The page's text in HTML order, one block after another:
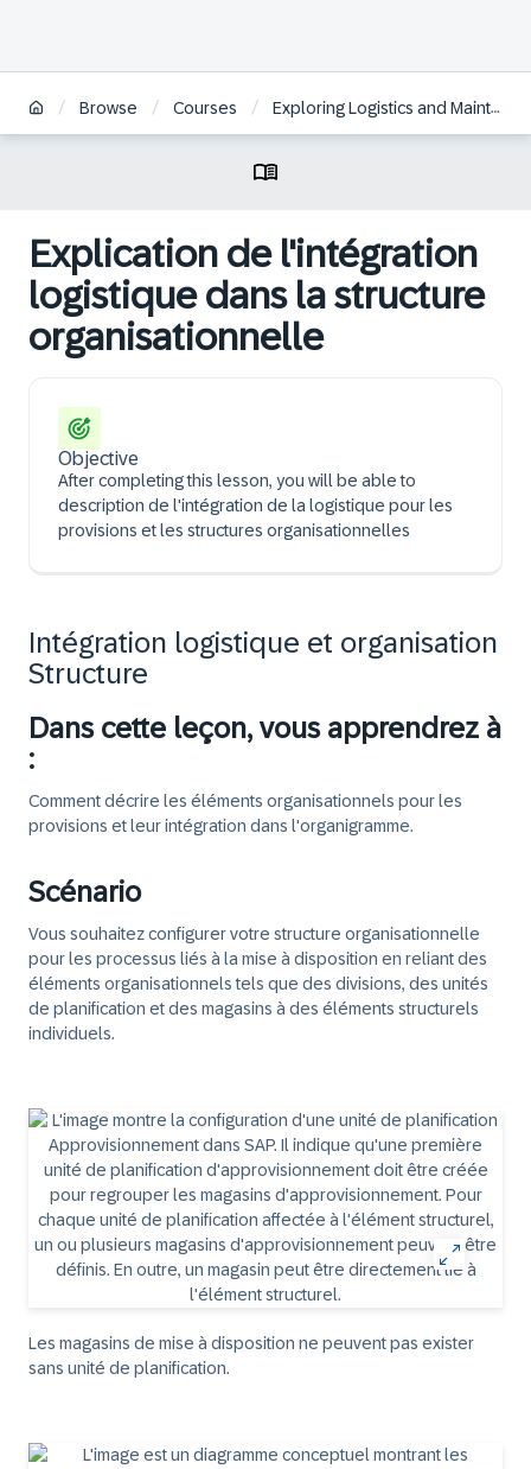
/ Browse / Courses / Exploring Logistics and Maintenance in SAP S/4HANA Defense & Security | FR
Explication de l'intégration
logistique dans la structure
organisationnelle
Objective
After completing this lesson, you will be able to
description de l'intégration de la logistique pour les
provisions et les structures organisationnelles
Intégration logistique et organisation
Structure
Dans cette leçon, vous apprendrez à
:
Comment décrire les éléments organisationnels pour les
provisions et leur intégration dans l'organigramme.
Scénario
Vous souhaitez configurer votre structure organisationnelle
pour les processus liés à la mise à disposition en reliant des
éléments organisationnels tels que des divisions, des unités
de planification et des magasins à des éléments structurels
individuels.
Les magasins de mise à disposition ne peuvent pas exister
sans unité de planification.